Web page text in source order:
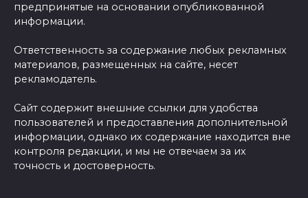
предпринятые на основании опубликованной
информации.
Ответственность за содержание любых рекламных
материалов, размещенных на сайте, несет
рекламодатель.
Сайт содержит внешние ссылки для удобства
пользователей и предоставления дополнительной
информации, однако их содержание находится вне
контроля редакции, и мы не отвечаем за их
точность и достоверность.